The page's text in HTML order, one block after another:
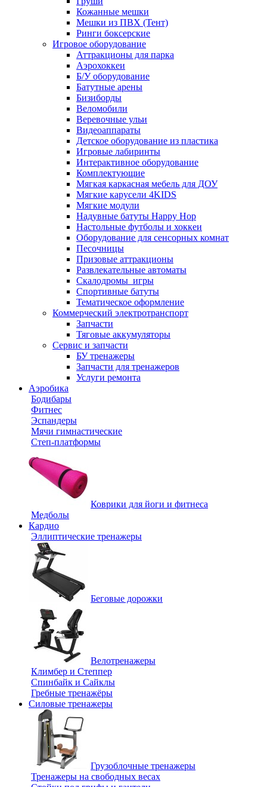
Кожанные мешки
Мешки из ПВХ (Тент)
Ринги боксерские
Игровое оборудование
Аттракционы для парка
Аэрохоккеи
Б/У оборудование
Батутные арены
Бизиборды
Веломобили
Веревочные ульи
Видеоаппараты
Детское оборудование из пластика
Игровые лабиринты
Интерактивное оборудование
Комплектующие
Мягкая каркасная мебель для ДОУ
Мягкие карусели 4KIDS
Мягкие модули
Надувные батуты Happy Hop
Настольные футболы и хоккеи
Оборудование для сенсорных комнат
Песочницы
Призовые аттракционы
Развлекательные автоматы
Скалодромы_игры
Спортивные батуты
Тематическое оформление
Коммерческий электротранспорт
Запчасти
Тяговые аккумуляторы
Сервис и запчасти
БУ тренажеры
Запчасти для тренажеров
Услуги ремонта
Аэробика
Бодибары
Фитнес
Эспандеры
Мячи гимнастические
Степ-платформы
Коврики для йоги и фитнеса
Медболы
Кардио
Эллиптические тренажеры
Беговые дорожки
Велотренажеры
Климбер и Степпер
Спинбайк и Сайклы
Гребные тренажёры
Силовые тренажеры
Грузоблочные тренажеры
Тренажеры на свободных весах